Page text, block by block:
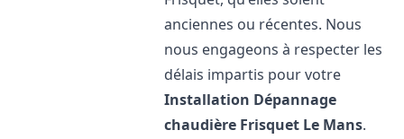
anciennes ou récentes. Nous
nous engageons à respecter les
délais impartis pour votre
Installation Dépannage
chaudière Frisquet Le Mans.